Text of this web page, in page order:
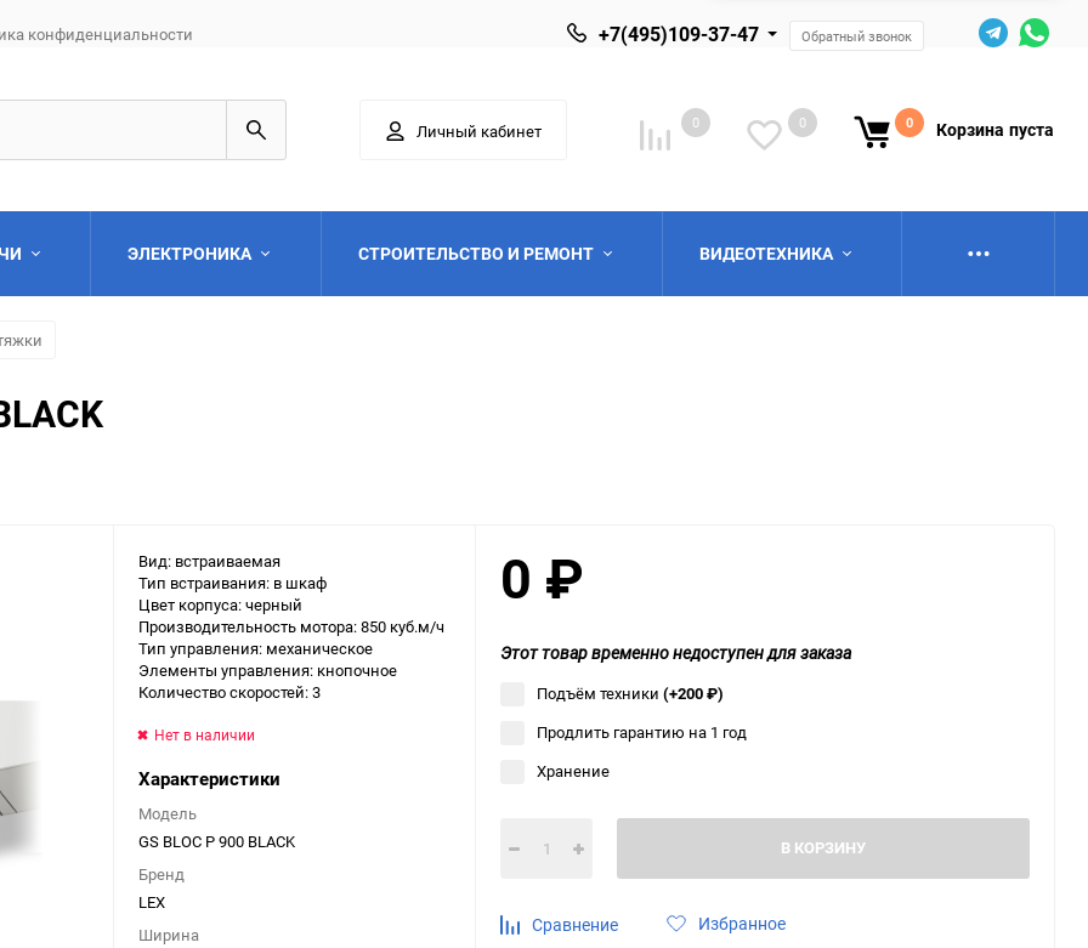
конфиденциальности +7(495)109-37-47 Обратный звонок
Личный кабинет 0 0 0 Корзина пуста
Выберите категорию
Выберите категорию
ЭЛЕКТРОНИКА СТРОИТЕЛЬСТВО И РЕМОНТ
Выберите категорию
ВИДЕОТЕХНИКА
Вид: встраиваемая
Тип встраивания: в шкаф
Цвет корпуса: черный
Производительность мотора: 850 куб.м/ч
Тип управления: механическое
Элементы управления: кнопочное
Количество скоростей: 3
Нет в наличии
Характеристики
Модель
GS BLOC P 900 BLACK
Бренд
LEX
Ширина
0 ₽
Этот товар временно недоступен для заказа
Подъём техники (+200₽)
Продлить гарантию на 1 год
Хранение
В КОРЗИНУ
Сравнение Избранное